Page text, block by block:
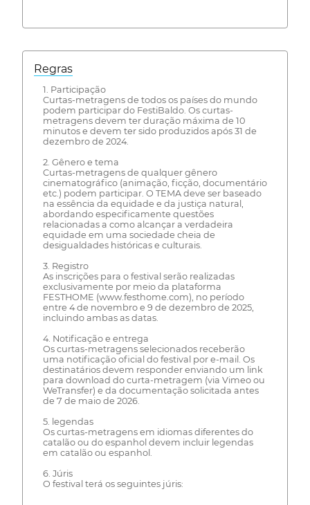
Regras
1. Participação
Curtas-metragens de todos os países do mundo
podem participar do FestiBaldo. Os curtas-
metragens devem ter duração máxima de 10
minutos e devem ter sido produzidos após 31 de
dezembro de 2024.
2. Gênero e tema
Curtas-metragens de qualquer gênero
cinematográfico (animação, ficção, documentário
etc.) podem participar. O TEMA deve ser baseado
na essência da equidade e da justiça natural,
abordando especificamente questões
relacionadas a como alcançar a verdadeira
equidade em uma sociedade cheia de
desigualdades históricas e culturais.
3. Registro
As inscrições para o festival serão realizadas
exclusivamente por meio da plataforma
FESTHOME (www.festhome.com), no período
entre 4 de novembro e 9 de dezembro de 2025,
incluindo ambas as datas.
4. Notificação e entrega
Os curtas-metragens selecionados receberão
uma notificação oficial do festival por e-mail. Os
destinatários devem responder enviando um link
para download do curta-metragem (via Vimeo ou
WeTransfer) e da documentação solicitada antes
de 7 de maio de 2026.
5. legendas
Os curtas-metragens em idiomas diferentes do
catalão ou do espanhol devem incluir legendas
em catalão ou espanhol.
6. Júris
O festival terá os seguintes júris: